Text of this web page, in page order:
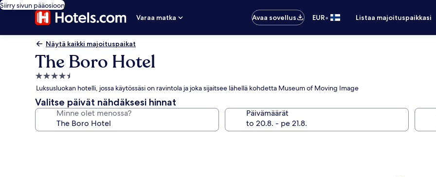
Siirry sivun pääosioon
Varaa matka
Avaa sovellus EUR• Listaa majoituspaikkasi
Näytä kaikki majoituspaikat
The Boro Hotel
4.5
tähden
majoituspaikka
Luksusluokan hotelli, jossa käytössäsi on ravintola ja joka sijaitsee lähellä kohdetta Museum of Moving Image
Valitse päivät nähdäksesi hinnat
Minne olet menossa? Päivämäärät